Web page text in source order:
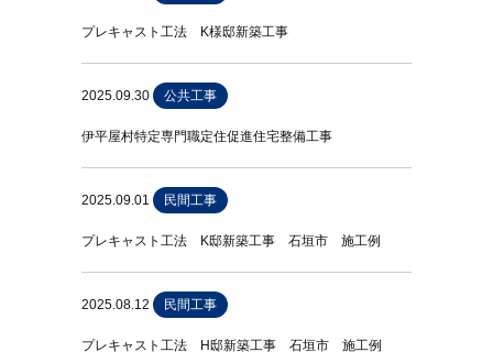
プレキャスト工法 K様邸新築工事
2025.09.30 公共工事
伊平屋村特定専門職定住促進住宅整備工事
2025.09.01 民間工事
プレキャスト工法 K邸新築工事 石垣市 施工例
2025.08.12 民間工事
プレキャスト工法 H邸新築工事 石垣市 施工例